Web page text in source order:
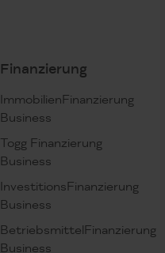
Finanzierung
ImmobilienFinanzierung
Business
Togg Finanzierung
Business
InvestitionsFinanzierung
Business
BetriebsmittelFinanzierung
Business